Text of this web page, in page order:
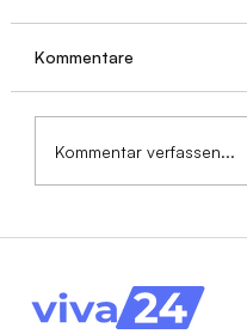
Pflegehilfsmittel
Familien
Kommentare
Kommentar verfassen...